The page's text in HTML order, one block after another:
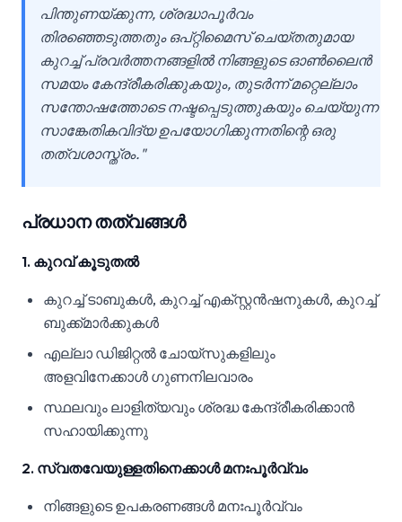
പിന്തുണയ്ക്കുന്ന, ശ്രദ്ധാപൂർവം
തിരഞ്ഞെടുത്തതും ഒപ്റ്റിമൈസ് ചെയ്തതുമായ
കുറച്ച് പ്രവർത്തനങ്ങളിൽ നിങ്ങളുടെ ഓൺലൈൻ
സമയം കേന്ദ്രീകരിക്കുകയും, തുടർന്ന് മറ്റെല്ലാം
സന്തോഷത്തോടെ നഷ്ടപ്പെടുത്തുകയും ചെയ്യുന്ന
സാങ്കേതികവിദ്യ ഉപയോഗിക്കുന്നതിന്റെ ഒരു
തത്വശാസ്ത്രം."
പ്രധാന തത്വങ്ങൾ
1. കുറവ് കൂടുതൽ
കുറച്ച് ടാബുകൾ, കുറച്ച് എക്സ്റ്റൻഷനുകൾ, കുറച്ച്
ബുക്ക്മാർക്കുകൾ
എല്ലാ ഡിജിറ്റൽ ചോയ്‌സുകളിലും
അളവിനേക്കാൾ ഗുണനിലവാരം
സ്ഥലവും ലാളിത്യവും ശ്രദ്ധ കേന്ദ്രീകരിക്കാൻ
സഹായിക്കുന്നു
2. സ്വതവേയുള്ളതിനെക്കാൾ മനഃപൂർവ്വം
നിങ്ങളുടെ ഉപകരണങ്ങൾ മനഃപൂർവ്വം